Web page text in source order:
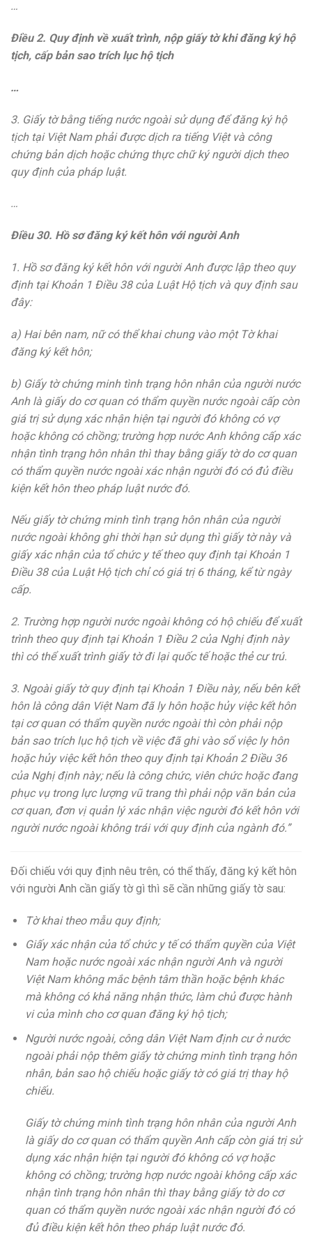
…
Điều 2. Quy định về xuất trình, nộp giấy tờ khi đăng ký hộ
tịch, cấp bản sao trích lục hộ tịch
…
3. Giấy tờ bằng tiếng nước ngoài sử dụng để đăng ký hộ
tịch tại Việt Nam phải được dịch ra tiếng Việt và công
chứng bản dịch hoặc chứng thực chữ ký người dịch theo
quy định của pháp luật.
…
Điều 30. Hồsơ đăng ký kết hôn với người Anh
1. Hồ sơ đăng ký kết hôn với người Anh được lập theo quy
định tại Khoản 1 Điều 38 của Luật Hộ tịch và quy định sau
đây:
a) Hai bên nam, nữ có thể khai chung vào một Tờ khai
đăng ký kết hôn;
b) Giấy tờ chứng minh tình trạng hôn nhân của người nước
Anh là giấy do cơ quan có thẩm quyền nước ngoài cấp còn
giá trị sử dụng xác nhận hiện tại người đó không có vợ
hoặc không có chồng; trường hợp nước Anh không cấp xác
nhận tình trạng hôn nhân thì thay bằng giấy tờ do cơ quan
có thẩm quyền nước ngoài xác nhận người đó có đủ điều
kiện kết hôn theo pháp luật nước đó.
Nếu giấy tờ chứng minh tình trạng hôn nhân của người
nước ngoài không ghi thời hạn sử dụng thì giấy tờ này và
giấy xác nhận của tổ chức y tế theo quy định tại Khoản 1
Điều 38 của Luật Hộ tịch chỉ có giá trị 6 tháng, kể từ ngày
cấp.
2. Trường hợp người nước ngoài không có hộ chiếu để xuất
trình theo quy định tại Khoản 1 Điều 2 của Nghị định này
thì có thể xuất trình giấy tờ đi lại quốc tế hoặc thẻ cư trú.
3. Ngoài giấy tờ quy định tại Khoản 1 Điều này, nếu bên kết
hôn là công dân Việt Nam đã ly hôn hoặc hủy việc kết hôn
tại cơ quan có thẩm quyền nước ngoài thì còn phải nộp
bản sao trích lục hộ tịch về việc đã ghi vào sổ việc ly hôn
hoặc hủy việc kết hôn theo quy định tại Khoản 2 Điều 36
của Nghị định này; nếu là công chức, viên chức hoặc đang
phục vụ trong lực lượng vũ trang thì phải nộp văn bản của
cơ quan, đơn vị quản lý xác nhận việc người đó kết hôn với
người nước ngoài không trái với quy định của ngành đó.”
Đối chiếu với quy định nêu trên, có thể thấy, đăng ký kết hôn
với người Anh cần giấy tờ gì thì sẽ cần những giấy tờ sau:
Tờ khai theo mẫu quy định;
Giấy xác nhận của tổ chức y tế có thẩm quyền của Việt
Nam hoặc nước ngoài xác nhận người Anh và người
Việt Nam không mắc bệnh tâm thần hoặc bệnh khác
mà không có khả năng nhận thức, làm chủ được hành
vi của mình cho cơ quan đăng ký hộ tịch;
Người nước ngoài, công dân Việt Nam định cư ở nước
ngoài phải nộp thêm giấy tờ chứng minh tình trạng hôn
nhân, bản sao hộ chiếu hoặc giấy tờ có giá trị thay hộ
chiếu.
Giấy tờ chứng minh tình trạng hôn nhân của người Anh
là giấy do cơ quan có thẩm quyền Anh cấp còn giá trị sử
dụng xác nhận hiện tại người đó không có vợ hoặc
không có chồng; trường hợp nước ngoài không cấp xác
nhận tình trạng hôn nhân thì thay bằng giấy tờ do cơ
quan có thẩm quyền nước ngoài xác nhận người đó có
đủ điều kiện kết hôn theo pháp luật nước đó.